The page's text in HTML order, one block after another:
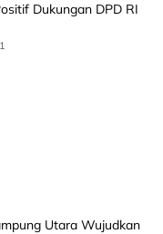
Dukungan DPD RI
Utara Wujudkan